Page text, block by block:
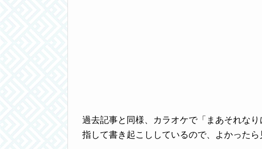
過去記事と同様、カラオケで「まあそれな
指して書き起こししているので、よかったら